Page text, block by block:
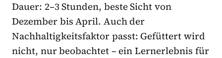
Dauer: 2–3 Stunden, beste Sicht von
Dezember bis April. Auch der
Nachhaltigkeitsfaktor passt: Gefüttert wird
nicht, nur beobachtet – ein Lernerlebnis für